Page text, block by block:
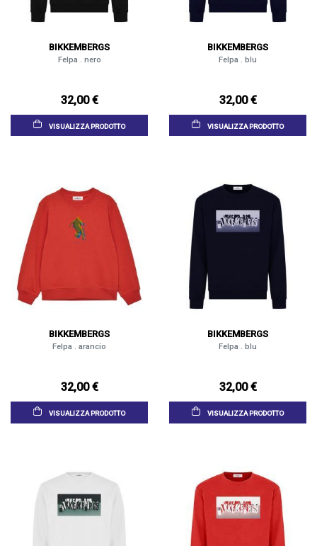
BIKKEMBERGS
Felpa . nero
32,00 €
VISUALIZZA PRODOTTO
BIKKEMBERGS
Felpa . blu
32,00 €
VISUALIZZA PRODOTTO
BIKKEMBERGS
Felpa . arancio
32,00 €
VISUALIZZA PRODOTTO
BIKKEMBERGS
Felpa . blu
32,00 €
VISUALIZZA PRODOTTO